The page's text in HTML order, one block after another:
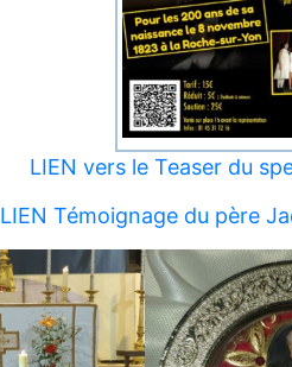
LIEN vers le Teaser du
LIEN Témoignage du père